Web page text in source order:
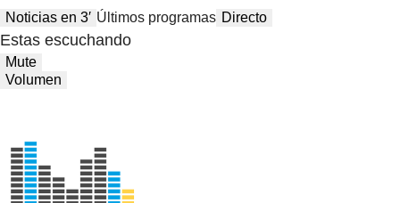
Noticias en 3′ Últimos programas Directo
Estas escuchando
Mute
Volumen